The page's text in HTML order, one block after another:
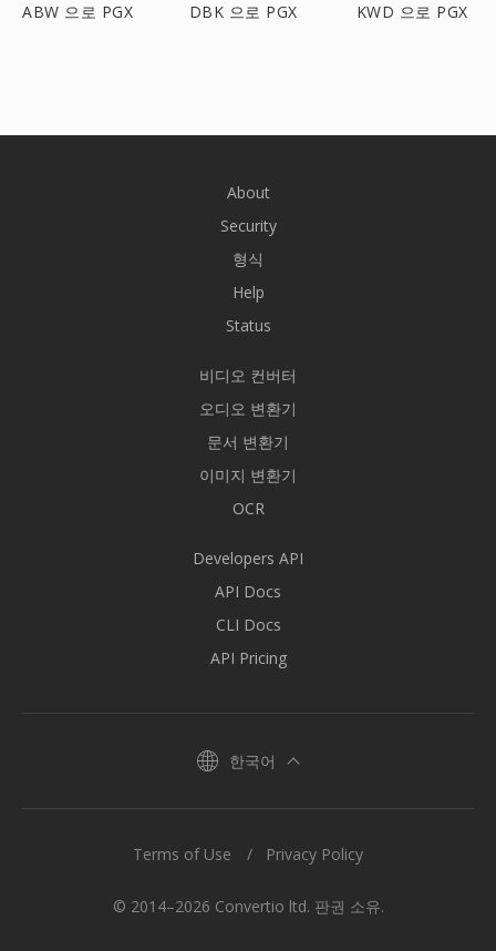
ABW 으로 PGX DBK 으로 PGX KWD 으로 PGX
About
Security
형식
Help
Status
비디오 컨버터
오디오 변환기
문서 변환기
이미지 변환기
OCR
Developers API
API Docs
CLI Docs
API Pricing
한국어
© 2014–2026 Convertio ltd. 판권 소유.
Terms of Use Privacy Policy